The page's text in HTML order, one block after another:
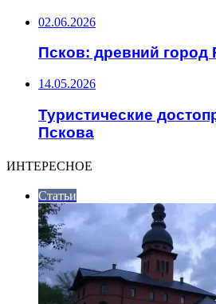
02.06.2026
Псков: древний город
14.05.2026
Туристические
Пскова
ИНТЕРЕСНОЕ
Статьи